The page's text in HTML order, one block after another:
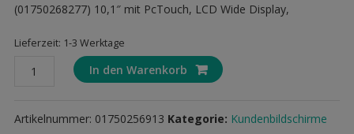
(01750268277) 10,1″ mit PcTouch, LCD Wide Display,
Lieferzeit: 1-3 Werktage
01750256913
BA90
In den Warenkorb
Artikelnummer: 01750256913 Kategorie: Kundenbildschirme